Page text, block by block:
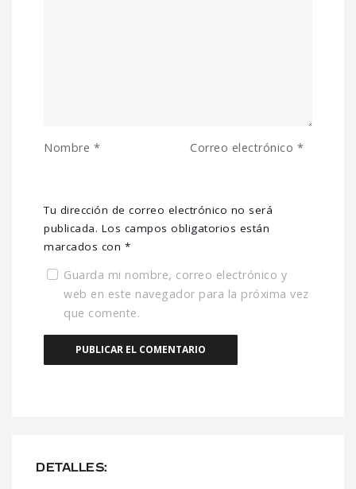
DETALLES:
Tu dirección de correo electrónico no será
publicada. Los campos obligatorios están
marcados con *
Nombre * Correo electrónico *
Guarda mi nombre, correo electrónico y
web en este navegador para la próxima vez
que comente.